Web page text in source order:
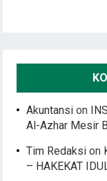
Akuntansi on
Al-Azhar Mesir
Tim Redaksi on
– HAKEKAT